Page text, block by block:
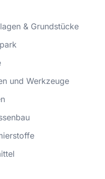
& Grundstücke
und Werkzeuge